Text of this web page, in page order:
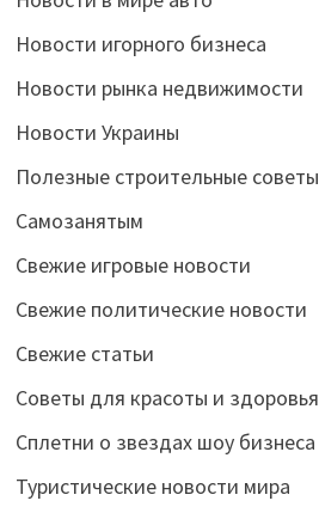
Новости игорного бизнеса
Новости рынка недвижимости
Новости Украины
Полезные строительные советы
Самозанятым
Свежие игровые новости
Свежие политические новости
Свежие статьи
Советы для красоты и здоровья
Сплетни о звездах шоу бизнеса
Туристические новости мира